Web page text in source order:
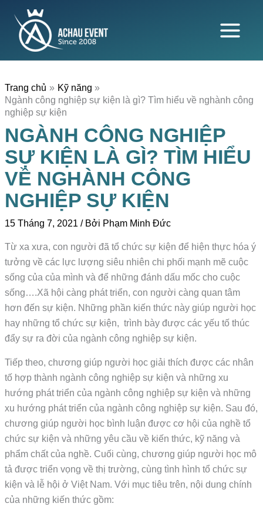
Trang chủ
Kỹ năng
Ngành công nghiệp sự kiện là gì? Tìm hiểu về nghành công
nghiệp sự kiện
NGÀNH CÔNG NGHIỆP
SỰ KIỆN LÀ GÌ? TÌM HIỂU
VỀ NGHÀNH CÔNG
NGHIỆP SỰ KIỆN
15 Tháng 7, 2021/ Bởi Phạm Minh Đức
Từ xa xưa, con người đã tổ chức sự kiện để hiện thực hóa ý
tưởng về các lực lượng siêu nhiên chi phối mạnh mẽ cuộc
sống của của mình và để những đánh dấu mốc cho cuộc
sống….Xã hội càng phát triển, con người càng quan tâm
hơn đến sự kiện. Những phần kiến thức này giúp người học
hay những tổ chức sự kiện, trình bày được các yếu tố thúc
đẩy sự ra đời của ngành công nghiệp sự kiện.
Tiếp theo, chương giúp người học giải thích được các nhân
tố hợp thành ngành công nghiệp sự kiện và những xu
hướng phát triển của ngành công nghiệp sự kiện và những
xu hướng phát triển của ngành công nghiệp sự kiện. Sau đó,
chương giúp người học bình luận được cơ hội của nghề tổ
chức sự kiện và những yêu cầu về kiến thức, kỹ năng và
phẩm chất của nghề. Cuối cùng, chương giúp người học mô
tả được triển vọng về thị trường, cùng tình hình tổ chức sự
kiện và lễ hội ở Việt Nam. Với mục tiêu trên, nội dung chính
của những kiến thức gồm: